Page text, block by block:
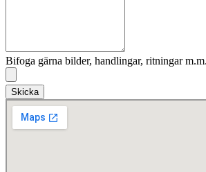
Bifoga gärna bilder, handlingar, ritningar m.m.
Skicka